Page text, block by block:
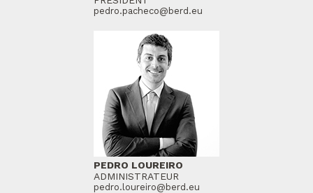
pedro.pacheco@berd.eu
PEDRO LOUREIRO
ADMINISTRATEUR
pedro.loureiro@berd.eu